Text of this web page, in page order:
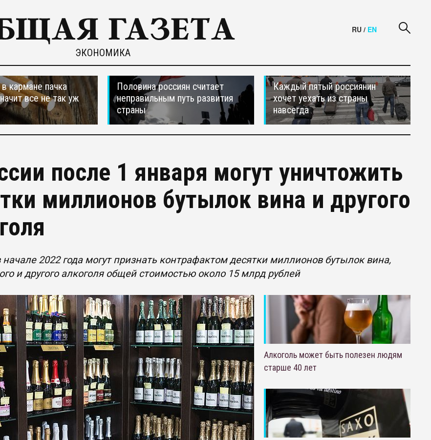
ЭКОНОМИКА
RU / EN
кармане пачка
все не так уж
Половина россиян считает
неправильным путь развития
страны
Каждый пятый россиянин
хочет уехать из страны
навсегда
после 1 января могут уничтожить
миллионов бутылок вина и другого
начале 2022 года могут признать контрафактом десятки миллионов бутылок вина,
и другого алкоголя общей стоимостью около 15 млрд рублей
Алкоголь может быть полезен людям
старше 40 лет